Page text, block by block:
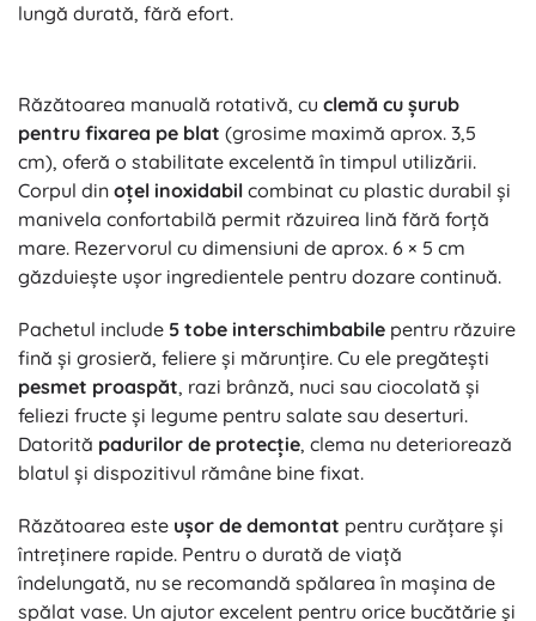
lungă durată, fără efort.
Răzătoarea manuală rotativă, cu clemă cu șurub
pentru fixarea pe blat (grosime maximă aprox. 3,5
cm), oferă o stabilitate excelentă în timpul utilizării.
Corpul din oțel inoxidabil combinat cu plastic durabil și
manivela confortabilă permit răzuirea lină fără forță
mare. Rezervorul cu dimensiuni de aprox. 6 × 5 cm
găzduiește ușor ingredientele pentru dozare continuă.
Pachetul include 5 tobe interschimbabile pentru răzuire
fină și grosieră, feliere și mărunțire. Cu ele pregătești
pesmet proaspăt, razi brânză, nuci sau ciocolată și
feliezi fructe și legume pentru salate sau deserturi.
Datorită padurilor de protecție, clema nu deteriorează
blatul și dispozitivul rămâne bine fixat.
Răzătoarea este ușor de demontat pentru curățare și
întreținere rapide. Pentru o durată de viață
îndelungată, nu se recomandă spălarea în mașina de
spălat vase. Un ajutor excelent pentru orice bucătărie și